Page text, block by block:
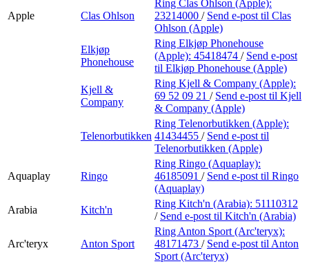
Apple Clas Ohlson
Ring Clas Ohlson (Apple):
23214000 / Send e-post til Clas
Ohlson (Apple)
Elkjøp
Phonehouse
Ring Elkjøp Phonehouse
(Apple): 45418474 / Send e-post
til Elkjøp Phonehouse (Apple)
Kjell &
Company
Ring Kjell & Company (Apple):
69 52 09 21 / Send e-post til Kjell
& Company (Apple)
Telenorbutikken
Ring Telenorbutikken (Apple):
41434455 / Send e-post til
Telenorbutikken (Apple)
Aquaplay Ringo
Ring Ringo (Aquaplay):
46185091 / Send e-post til Ringo
(Aquaplay)
Arabia
Kitch'n
Ring Kitch'n (Arabia): 51110312
/ Send e-post til Kitch'n (Arabia)
Arc'teryx Anton Sport
Ring Anton Sport (Arc'teryx):
48171473 / Send e-post til Anton
Sport (Arc'teryx)